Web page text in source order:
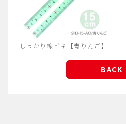
しっかり線ビキ【青りんご】
BACK